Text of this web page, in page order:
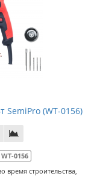
(WT-0156)
WT-0156
строительства,